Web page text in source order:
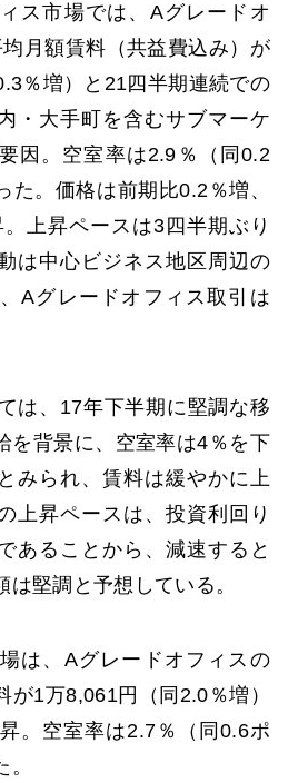
ス市場では、Aグレードオ
月額賃料（共益費込み）が
％増）と21四半期連続での
・大手町を含むサブマーケ
因。空室率は2.9％（同0.2
た。価格は前期比0.2％増、
上昇ペースは3四半期ぶり
は中心ビジネス地区周辺の
Aグレードオフィス取引は
は、17年下半期に堅調な移
を背景に、空室率は4％を下
みられ、賃料は緩やかに上
上昇ペースは、投資利回り
あることから、減速すると
堅調と予想している。
は、Aグレードオフィスの
が1万8,061円（同2.0％増）
。空室率は2.7％（同0.6ポ